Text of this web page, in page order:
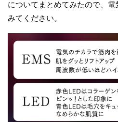
についてまとめてみたので、
みてください。